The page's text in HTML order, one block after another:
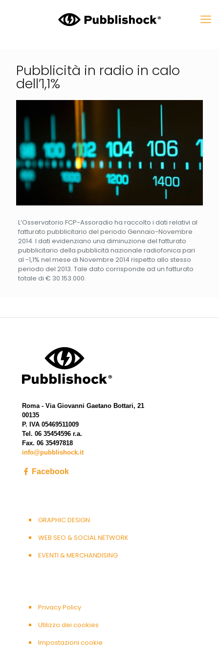
Pubblicità in radio in calo
dell’1,1%
L’Osservatorio FCP-Assoradio ha raccolto i dati relativi al
fatturato pubblicitario del periodo Gennaio-Novembre
2014. I dati evidenziano una diminuzione del fatturato
pubblicitario della pubblicità nazionale radiofonica pari
al -1,1% nel mese di Novembre 2014 rispetto allo stesso
periodo del 2013. Tale dato corrisponde ad un fatturato
totale di € 30.153.000.
Roma - Via Giovanni Gaetano Bottari, 21
00135
P. IVA 05469511009
Tel. 06 35454596 r.a.
Fax. 06 35497818
info@pubblishock.it
Facebook
GRAPHIC DESIGN
WEB SEO & SOCIAL NETWORK
EVENTI & MERCHANDISING
Privacy Policy
Utilizzo dei cookies
Impostazioni cookie